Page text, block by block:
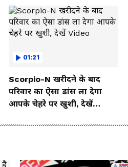
01:21
Scorpio-N खरीदने के बाद
परिवार का ऐसा डांस ला देगा
आपके चेहरे पर खुशी, देखें